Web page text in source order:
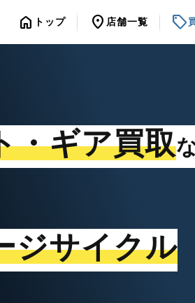
home トップ location_on 店舗一覧 sell
・ギア買取
ジサイクル